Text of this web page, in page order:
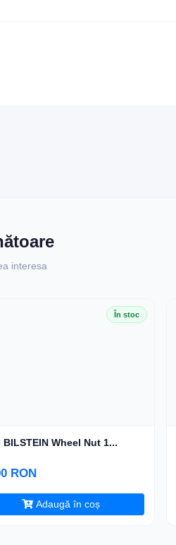
interesa
În stoc
BILSTEIN Wheel Nut 1...
RON
Adaugă în coș